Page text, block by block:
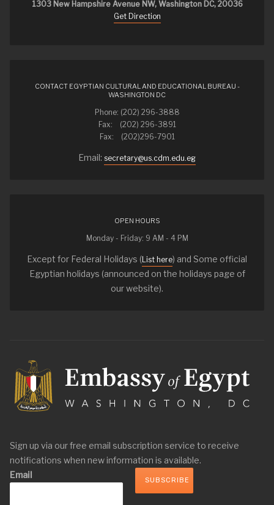
1303 New Hampshire Avenue NW, Washington DC, 20036
Get Direction
CONTACT EGYPTIAN CULTURAL AND EDUCATIONAL BUREAU -
WASHINGTON DC
Phone: (202) 296-3888
Fax: (202) 296-3891
Fax: (202)296-7901
Email: secretary@us.cdm.edu.eg
OPEN HOURS
Monday - Friday: 9 AM - 4 PM
Except for Federal Holidays (List here) and Some official
Egyptian holidays (announced on the holidays page of
our website).
Sign up via our free email subscription service to receive
notifications when new information is available.
Email